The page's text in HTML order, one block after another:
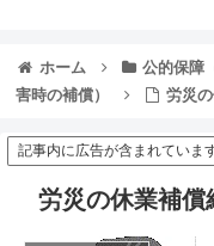
ホーム
公的保障
害時の補償）
労災
記事内に広告が含まれています
労災の休業補償